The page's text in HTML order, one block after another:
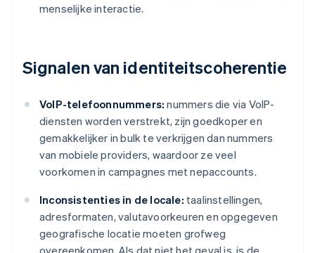
menselijke interactie.
Signalen van identiteitscoherentie
VoIP-telefoonnummers: nummers die via VoIP-
diensten worden verstrekt, zijn goedkoper en
gemakkelijker in bulk te verkrijgen dan nummers
van mobiele providers, waardoor ze veel
voorkomen in campagnes met nepaccounts.
Inconsistenties in de locale: taalinstellingen,
adresformaten, valutavoorkeuren en opgegeven
geografische locatie moeten grofweg